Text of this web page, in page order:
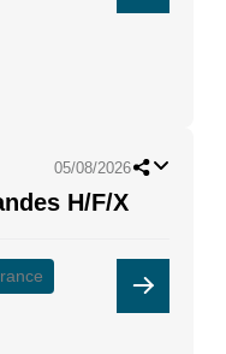
05/08/2026
H/F/X